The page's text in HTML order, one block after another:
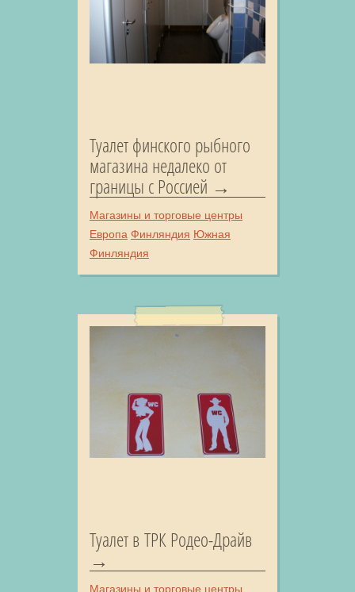
Туалет финского рыбного
магазина недалеко от
границы с Россией
Магазины и торговые центры
Европа Финляндия Южная
Финляндия
Туалет в ТРК Родео-Драйв
Магазины и торговые центры